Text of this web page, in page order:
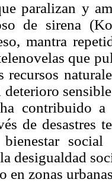
paralizan y
de sirena
mantra
que
recursos
deterioro
contribuido a
de desastres
desigualdad
en zonas